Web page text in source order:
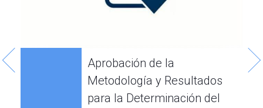
Aprobación de la
Metodología y Resultados
para la Determinación del